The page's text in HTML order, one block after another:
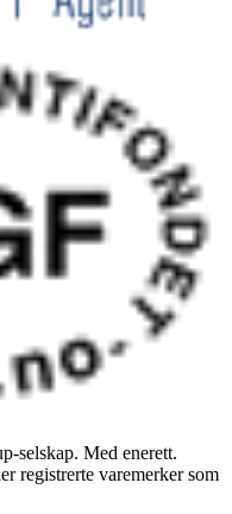
selskap. Med enerett.
registrerte varemerker som